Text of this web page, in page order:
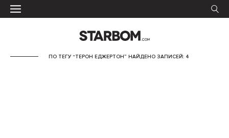
ПО ТЕГУ “ТЕРОН ЕДЖЕРТОН” НАЙДЕНО ЗАПИСЕЙ: 4